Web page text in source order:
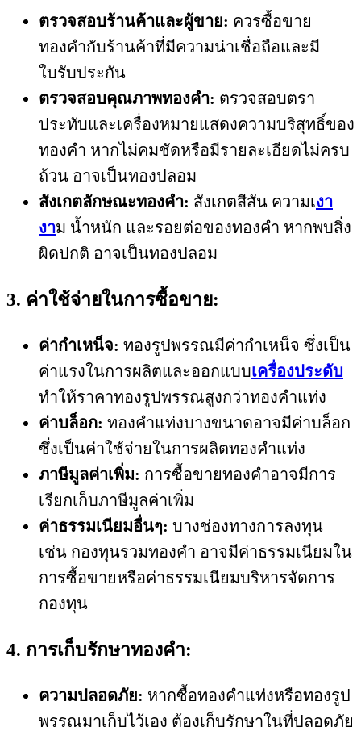
ตรวจสอบร้านค้าและผู้ขาย: ควรซื้อขาย
ทองคำกับร้านค้าที่มีความน่าเชื่อถือและมี
ใบรับประกัน
ตรวจสอบคุณภาพทองคำ: ตรวจสอบตรา
ประทับและเครื่องหมายแสดงความบริสุทธิ์ของ
ทองคำ หากไม่คมชัดหรือมีรายละเอียดไม่ครบ
ถ้วน อาจเป็นทองปลอม
สังเกตลักษณะทองคำ: สังเกตสีสัน ความเงา
งาม น้ำหนัก และรอยต่อของทองคำ หากพบสิ่ง
ผิดปกติ อาจเป็นทองปลอม
3. ค่าใช้จ่ายในการซื้อขาย:
ค่ากำเหน็จ: ทองรูปพรรณมีค่ากำเหน็จ ซึ่งเป็น
ค่าแรงในการผลิตและออกแบบเครื่องประดับ
ทำให้ราคาทองรูปพรรณสูงกว่าทองคำแท่ง
ค่าบล็อก: ทองคำแท่งบางขนาดอาจมีค่าบล็อก
ซึ่งเป็นค่าใช้จ่ายในการผลิตทองคำแท่ง
ภาษีมูลค่าเพิ่ม: การซื้อขายทองคำอาจมีการ
เรียกเก็บภาษีมูลค่าเพิ่ม
ค่าธรรมเนียมอื่นๆ: บางช่องทางการลงทุน
เช่น กองทุนรวมทองคำ อาจมีค่าธรรมเนียมใน
การซื้อขายหรือค่าธรรมเนียมบริหารจัดการ
กองทุน
4. การเก็บรักษาทองคำ:
ความปลอดภัย: หากซื้อทองคำแท่งหรือทองรูป
พรรณมาเก็บไว้เอง ต้องเก็บรักษาในที่ปลอดภัย